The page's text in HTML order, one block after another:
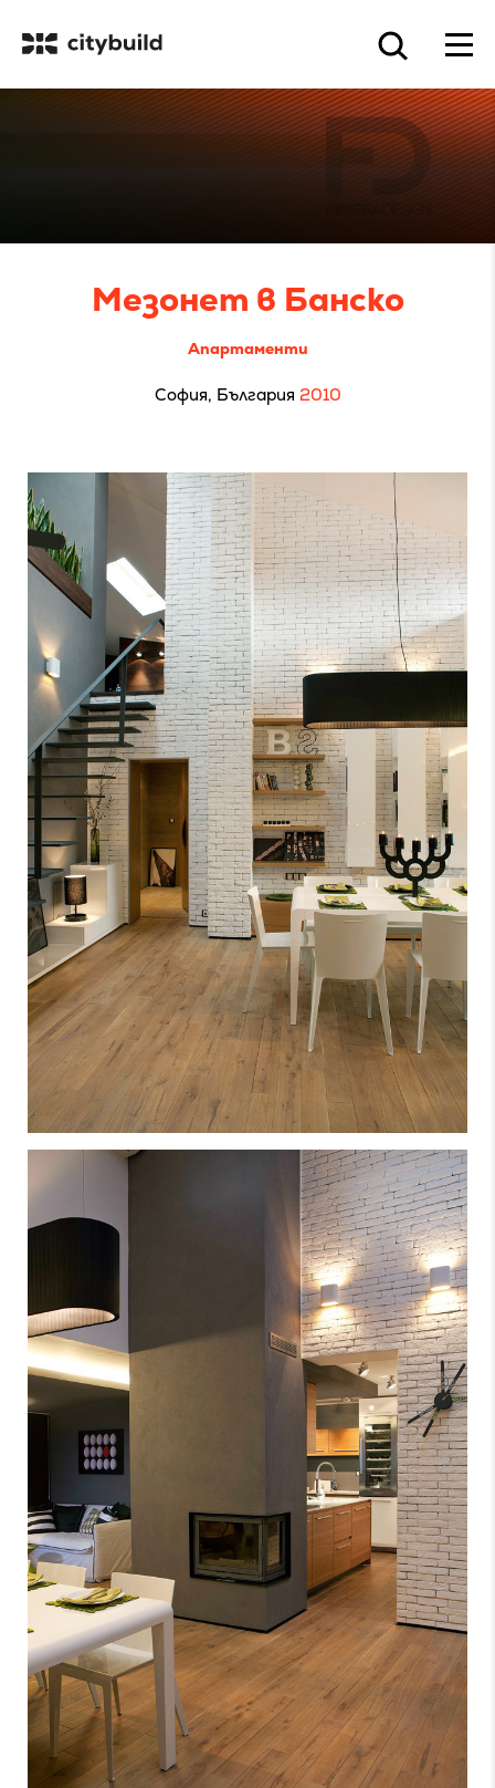
Мезонет в Банско
Апартаменти
София, България 2010